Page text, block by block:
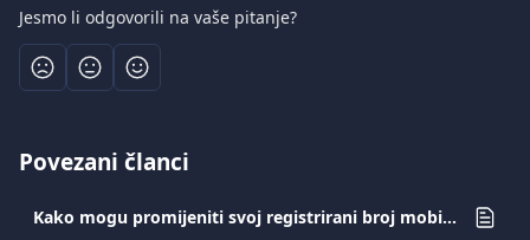
Jesmo li odgovorili na vaše pitanje?
Povezani članci
Kako mogu promijeniti svoj registrirani broj mobitela?